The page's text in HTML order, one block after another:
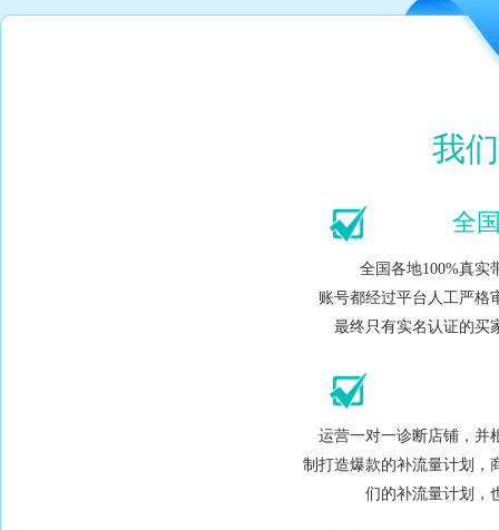
我
全
全国各地100%真实
账号都经过平台人工严格
最终只有实名认证的买
运营一对一诊断店铺，并
制打造爆款的补流量计划，
们的补流量计划，